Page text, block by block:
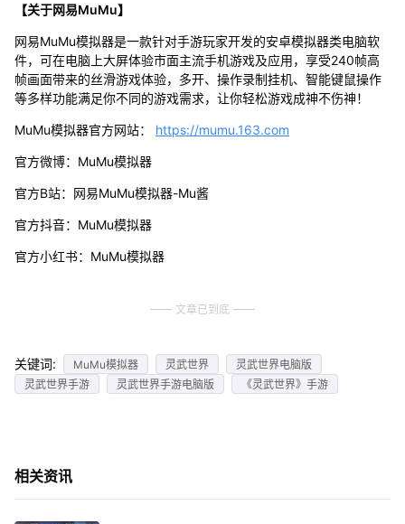
【关于网易MuMu】
网易MuMu模拟器是一款针对手游玩家开发的安卓模拟器类电脑软
件，可在电脑上大屏体验市面主流手机游戏及应用，享受240帧高
帧画面带来的丝滑游戏体验，多开、操作录制挂机、智能键鼠操作
等多样功能满足你不同的游戏需求，让你轻松游戏成神不伤神！
MuMu模拟器官方网站： https://mumu.163.com
官方微博：MuMu模拟器
官方B站：网易MuMu模拟器-Mu酱
官方抖音：MuMu模拟器
官方小红书：MuMu模拟器
文章已到底
关键词: MuMu模拟器 灵武世界
灵武世界电脑版
灵武世界手游
灵武世界手游电脑版 《灵武世界》手游
相关资讯